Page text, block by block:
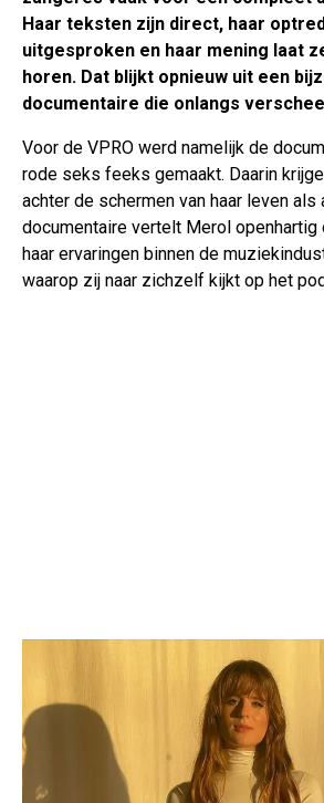
Haar teksten zijn direct, haar
uitgesproken en haar mening laat
horen. Dat blijkt opnieuw uit een
documentaire die onlangs
Voor de VPRO werd namelijk de
rode seks feeks gemaakt. Daarin
achter de schermen van haar leven
documentaire vertelt Merol openhartig
haar ervaringen binnen de
waarop zij naar zichzelf kijkt op het